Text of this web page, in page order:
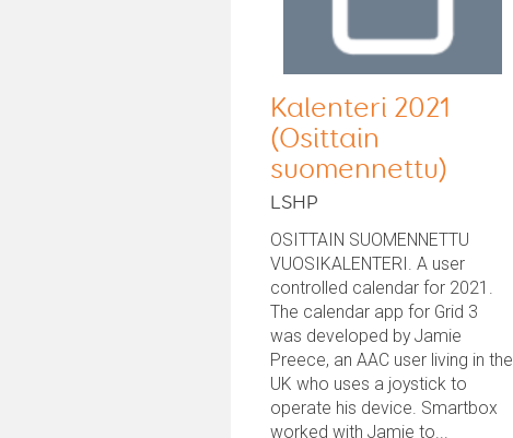
Kalenteri 2021
(Osittain
suomennettu)
LSHP
OSITTAIN SUOMENNETTU
VUOSIKALENTERI. A user
controlled calendar for 2021.
The calendar app for Grid 3
was developed by Jamie
Preece, an AAC user living in the
UK who uses a joystick to
operate his device. Smartbox
worked with Jamie to...